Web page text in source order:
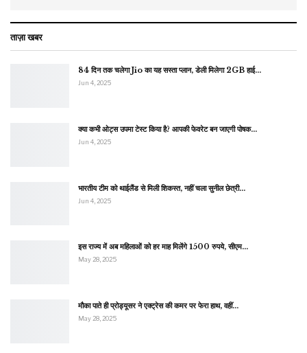
ताज़ा खबर
84 दिन तक चलेगा Jio का यह सस्ता प्लान, डेली मिलेगा 2GB हाई…
Jun 4, 2025
क्या कभी ओट्स उपमा टेस्ट किया है? आपकी फेवरेट बन जाएगी पोषक…
Jun 4, 2025
भारतीय टीम को थाईलैंड से मिली शिकस्त, नहीं चला सुनील छेत्री…
Jun 4, 2025
इस राज्य में अब महिलाओं को हर माह मिलेंगे 1500 रुपये, सीएम…
May 28, 2025
मौका पाते ही प्रोड्यूसर ने एक्ट्रेस की कमर पर फेरा हाथ, वहीं…
May 28, 2025